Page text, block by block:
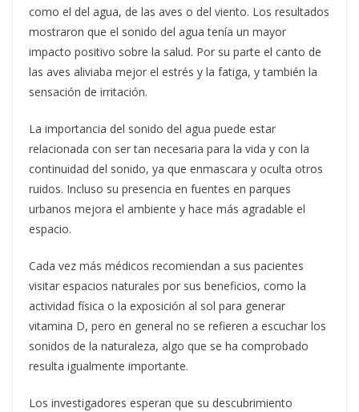
como el del agua, de las aves o del viento. Los resultados
mostraron que el sonido del agua tenía un mayor
impacto positivo sobre la salud. Por su parte el canto de
las aves aliviaba mejor el estrés y la fatiga, y también la
sensación de irritación.
La importancia del sonido del agua puede estar
relacionada con ser tan necesaria para la vida y con la
continuidad del sonido, ya que enmascara y oculta otros
ruidos. Incluso su presencia en fuentes en parques
urbanos mejora el ambiente y hace más agradable el
espacio.
Cada vez más médicos recomiendan a sus pacientes
visitar espacios naturales por sus beneficios, como la
actividad física o la exposición al sol para generar
vitamina D, pero en general no se refieren a escuchar los
sonidos de la naturaleza, algo que se ha comprobado
resulta igualmente importante.
Los investigadores esperan que su descubrimiento